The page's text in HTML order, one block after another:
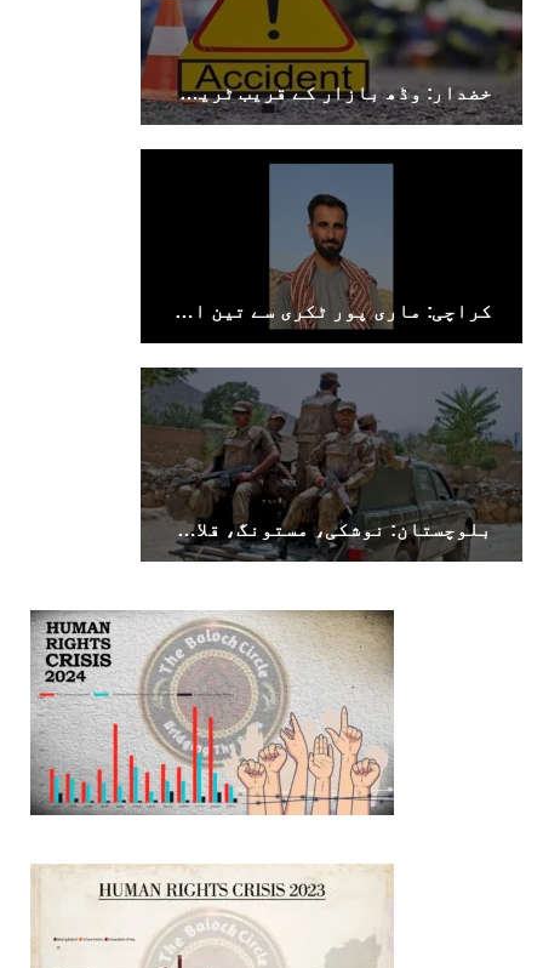
مرکزی ترجمان نے اپنے جاری کردہ بیان میں کہا
کے قریب گھر سے کیچ بازار جاتے
1696 VIEWS جون 9, 2023
بلوچستان میں نوجوانوں کی ماورائے آئین
گمشدگیاں تسلسل کے ساتھ جاری ہیں۔ مرکزی
ترجمان بی ایس او
بلوچ اسٹوڈنٹس آرگنائزیشن کے مرکزی ترجمان نے
بلوچ شاعر سخی ساوڑ کی جبری گمشدگی پر تشویش کا
اظہار کرتے ہوئے کہا ہے کہ بلوچستان میں
نوجوانوں کی ماورائے آئین گمشدگیاں تسلسل کے
ساتھ جاری ہیں۔
خضدار: وڈھ بازار کے قریب ٹریفک حادثے میں 4 افراد جاں بحق، 3 زخمی
کراچی: ماری پور ٹکری سے تین افراد جبری لاپتہ
بلوچستان: نوشکی، مستونگ، قلات، سوراب اور خضدار میں کرفیو نافذ